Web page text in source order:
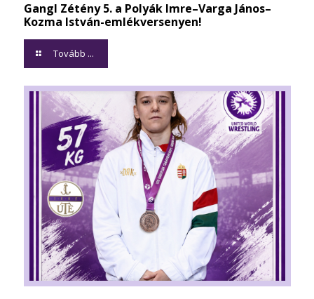
Gangl Zétény 5. a Polyák Imre–Varga János–
Kozma István-emlékversenyen!
Tovább ...